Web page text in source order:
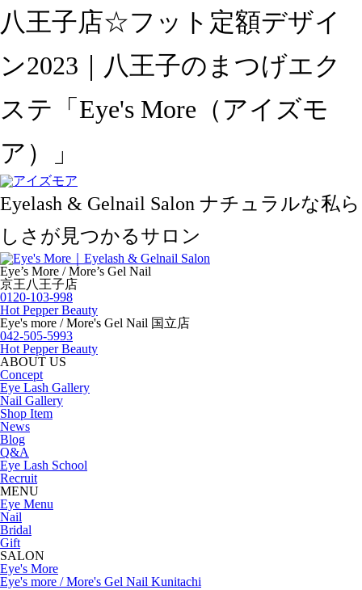
八王子店☆フット定額デザイ
ン2023｜八王子のまつげエク
ステ「Eye's More（アイズモ
ア）」
Eyelash & Gelnail Salon ナチュラルな私ら
しさが見つかるサロン
Eye’s More / More’s Gel Nail
京王八王子店
0120-103-998
Hot Pepper Beauty
Eye's more / More's Gel Nail 国立店
042-505-5993
Hot Pepper Beauty
ABOUT US
Concept
Eye Lash Gallery
Nail Gallery
Shop Item
News
Blog
Q&A
Eye Lash School
Recruit
MENU
Eye Menu
Nail
Bridal
Gift
SALON
Eye's More
Eye's more / More's Gel Nail Kunitachi